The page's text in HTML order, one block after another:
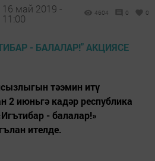
16 май 2019 -
11:00
4604 0 0
тәэмин итү
2 июньгә кадәр республика
- балалар!»
ителде.